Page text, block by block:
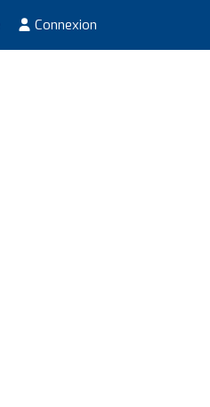
Connexion